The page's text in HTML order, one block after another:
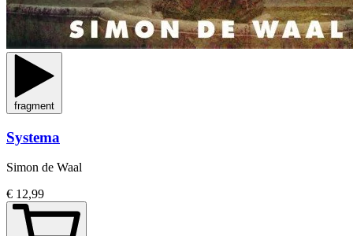
fragment
Systema
Simon de Waal
€ 12,99